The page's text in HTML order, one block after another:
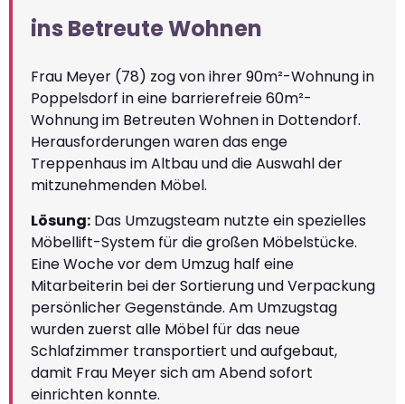
ins Betreute Wohnen
Frau Meyer (78) zog von ihrer 90m²-Wohnung in
Poppelsdorf in eine barrierefreie 60m²-
Wohnung im Betreuten Wohnen in Dottendorf.
Herausforderungen waren das enge
Treppenhaus im Altbau und die Auswahl der
mitzunehmenden Möbel.
Lösung: Das Umzugsteam nutzte ein spezielles
Möbellift-System für die großen Möbelstücke.
Eine Woche vor dem Umzug half eine
Mitarbeiterin bei der Sortierung und Verpackung
persönlicher Gegenstände. Am Umzugstag
wurden zuerst alle Möbel für das neue
Schlafzimmer transportiert und aufgebaut,
damit Frau Meyer sich am Abend sofort
einrichten konnte.